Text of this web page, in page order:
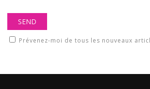
Prévenez-moi de tous les nouveaux